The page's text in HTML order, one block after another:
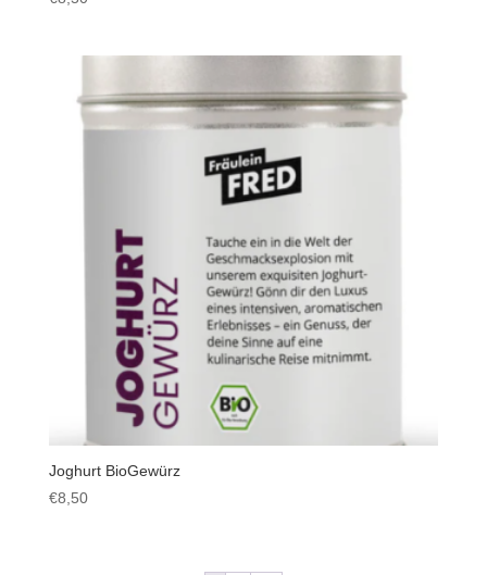
Joghurt BioGewürz
€8,50